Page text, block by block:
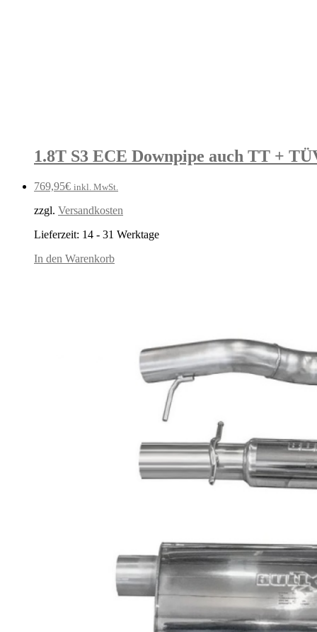
1.8T S3 ECE Downpipe auch TT +
769,95€ inkl. MwSt.
zzgl. Versandkosten
Lieferzeit: 14 - 31 Werktage
In den Warenkorb